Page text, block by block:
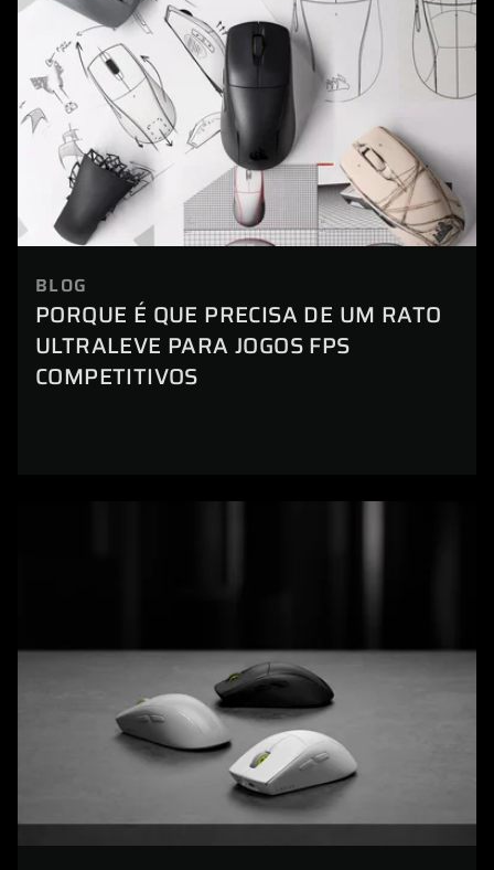
BLOG
PORQUE É QUE PRECISA DE UM RATO
ULTRALEVE PARA JOGOS FPS
COMPETITIVOS